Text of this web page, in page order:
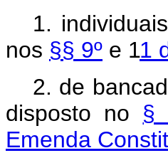
1.
nos §§ 9º e 11
2. de
disposto no §
Emenda